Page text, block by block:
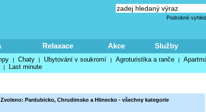
Podrobné
Relaxace Akce Služby
| Chaty | Ubytování v soukromí | Agroturistika a ranče |
| Last minute
Zvoleno: Pardubicko, Chrudimsko a Hlinecko - všechny kategorie